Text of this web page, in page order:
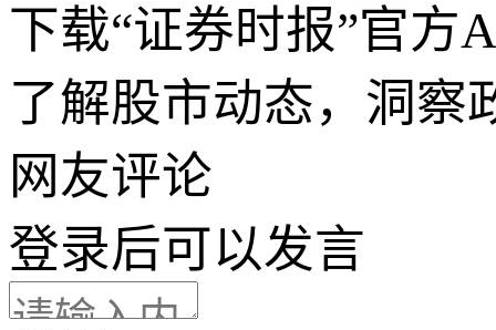
下载“证券时报”官方
了解股市动态，洞察
网友评论
登录后可以发言